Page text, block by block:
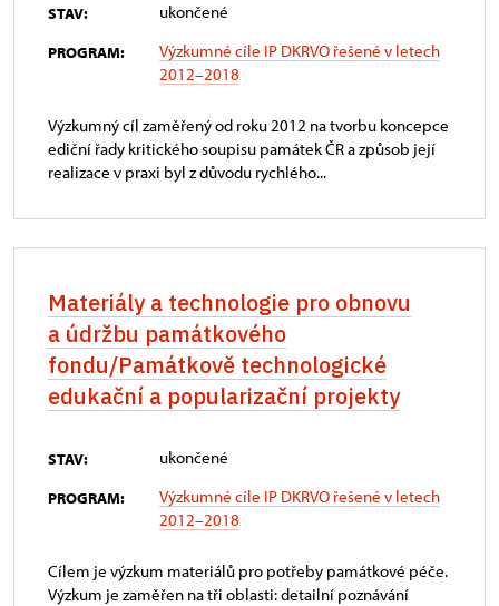
STAV: ukončené
PROGRAM:
Výzkumné cíle IP DKRVO řešené v letech
2012–2018
Výzkumný cíl zaměřený od roku 2012 na tvorbu koncepce
ediční řady kritického soupisu památek ČR a způsob její
realizace v praxi byl z důvodu rychlého...
Materiály a technologie pro obnovu
a údržbu památkového
fondu/Památkově technologické
edukační a popularizační projekty
STAV: ukončené
PROGRAM:
Výzkumné cíle IP DKRVO řešené v letech
2012–2018
Cílem je výzkum materiálů pro potřeby památkové péče.
Výzkum je zaměřen na tři oblasti: detailní poznávání